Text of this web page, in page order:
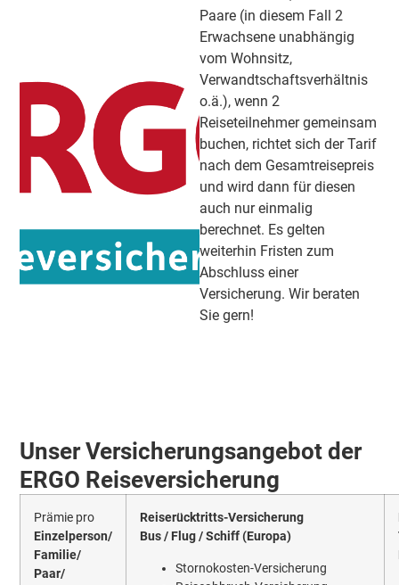
Paare (in diesem Fall 2
Erwachsene unabhängig
vom Wohnsitz,
Verwandtschaftsverhältnis
o.ä.), wenn 2
Reiseteilnehmer gemeinsam
buchen, richtet sich der Tarif
nach dem Gesamtreisepreis
und wird dann für diesen
auch nur einmalig
berechnet. Es gelten
weiterhin Fristen zum
Abschluss einer
Versicherung. Wir beraten
Sie gern!
Unser Versicherungsangebot der
ERGO Reiseversicherung
Prämie pro
Einzelperson/
Familie/
Paar/
Reiserücktritts-Versicherung
Bus / Flug / Schiff (Europa)
Stornokosten-Versicherung